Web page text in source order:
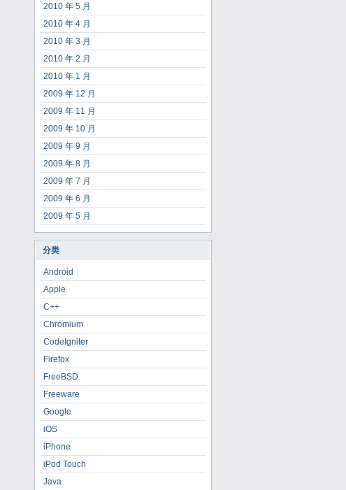
2010 年 5 月
2010 年 4 月
2010 年 3 月
2010 年 2 月
2010 年 1 月
2009 年 12 月
2009 年 11 月
2009 年 10 月
2009 年 9 月
2009 年 8 月
2009 年 7 月
2009 年 6 月
2009 年 5 月
分类
Android
Apple
C++
Chromium
CodeIgniter
Firefox
FreeBSD
Freeware
Google
iOS
iPhone
iPod Touch
Java